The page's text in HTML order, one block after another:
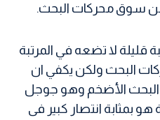
قليلة لا تضعه في المرتبة
البحث ولكن يكفي ان
البحث الأضخم وهو جوجل
بمثابة انتصار كبير فى